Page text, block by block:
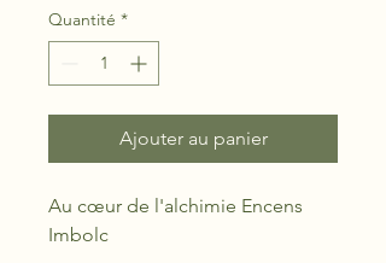
Quantité *
Ajouter au panier
Au cœur de l'alchimie Encens
Imbolc